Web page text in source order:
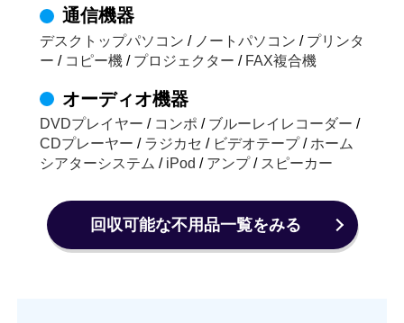
通信機器
デスクトップパソコン / ノートパソコン / プリンタ
ー / コピー機/ プロジェクター / FAX複合機
オーディオ機器
DVDプレイヤー / コンポ / ブルーレイレコーダー /
CDプレーヤー / ラジカセ / ビデオテープ/ ホーム
シアターシステム / iPod / アンプ/ スピーカー
回収可能な不用品一覧をみる